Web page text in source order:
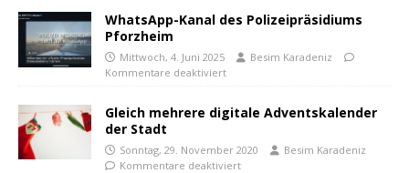
WhatsApp-Kanal des Polizeipräsidiums
Pforzheim
Mittwoch, 4. Juni 2025
Besim Karadeniz
Kommentare deaktiviert
Gleich mehrere digitale Adventskalender
der Stadt
Sonntag, 29. November 2020
Besim Karadeniz
Kommentare deaktiviert